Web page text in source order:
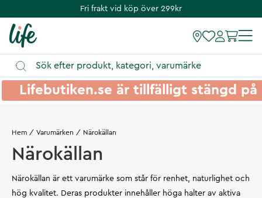
Fri frakt vid köp över 299kr
Lifebutiken.se är tillfälligt stängd
Hem Varumärken Närokällan
Närokällan
Närokällan är ett varumärke som står för renhet, naturlighet och
hög kvalitet. Deras produkter innehåller höga halter av aktiva